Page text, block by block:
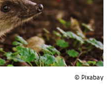
© Pixabay